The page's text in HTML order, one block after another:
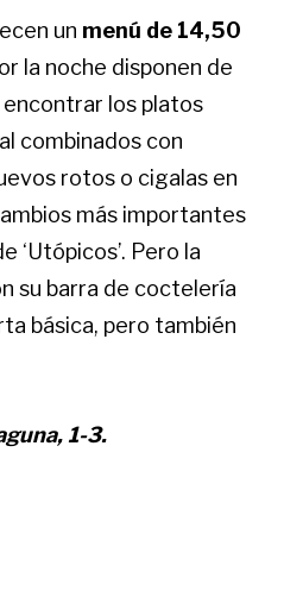
un menú de 14,50
la noche disponen de
los platos
combinados con
rotos o cigalas en
más importantes
‘Utópicos’. Pero la
su barra de coctelería
básica, pero también
1-3.